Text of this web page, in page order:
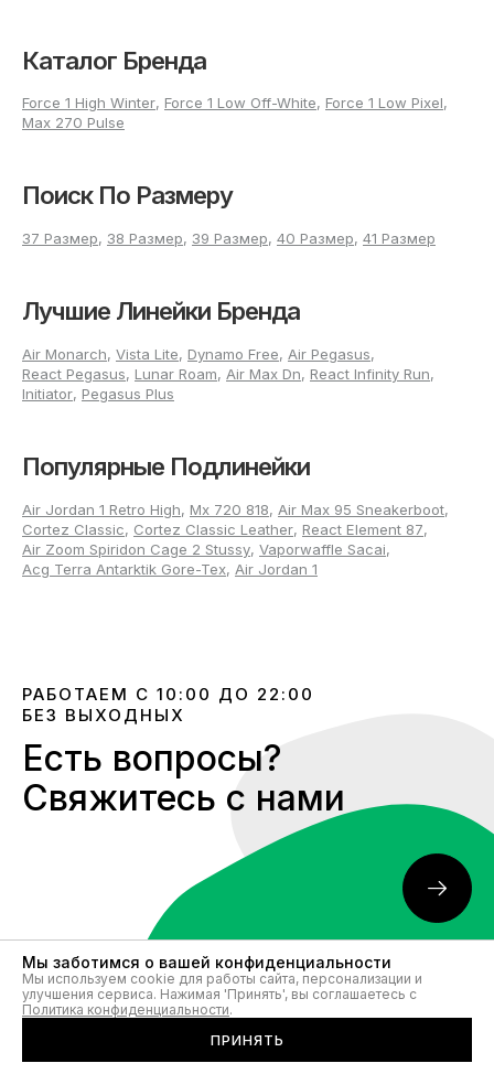
Каталог Бренда
Force 1 High Winter, Force 1 Low Off-White, Force 1 Low Pixel,
Max 270 Pulse
Поиск По Размеру
37 Размер, 38 Размер, 39 Размер, 40 Размер, 41 Размер
Лучшие Линейки Бренда
Air Monarch, Vista Lite, Dynamo Free, Air Pegasus,
React Pegasus, Lunar Roam, Air Max Dn, React Infinity Run,
Initiator, Pegasus Plus
Популярные Подлинейки
Air Jordan 1 Retro High, Mx 720 818, Air Max 95 Sneakerboot,
Cortez Classic, Cortez Classic Leather, React Element 87,
Air Zoom Spiridon Cage 2 Stussy, Vaporwaffle Sacai,
Acg Terra Antarktik Gore-Tex, Air Jordan 1
РАБОТАЕМ С 10:00 ДО 22:00
БЕЗ ВЫХОДНЫХ
Есть вопросы?
Свяжитесь с нами
Мы заботимся о вашей конфиденциальности
Мы используем cookie для работы сайта, персонализации и
улучшения сервиса. Нажимая 'Принять', вы соглашаетесь с
Политика конфиденциальности.
ПРИНЯТЬ